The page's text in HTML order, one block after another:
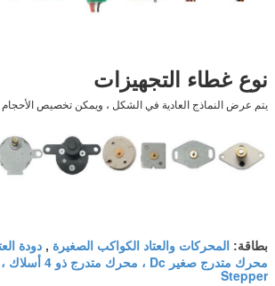
نوع غطاء التجهيزات
يتم عرض النماذج العادية في الشكل ، ويمكن تخصيص الأحجام
بطاقة: المحركات والعتاد الكواكب الصغيرة , دودة
Stepper